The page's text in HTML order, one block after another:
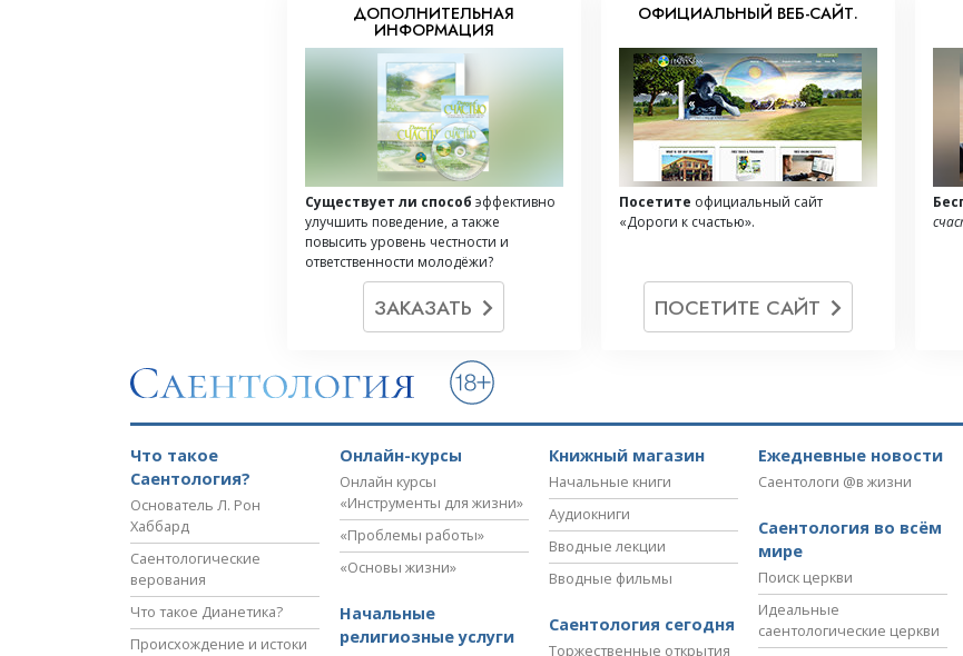
ДОПОЛНИТЕЛЬНАЯ
ИНФОРМАЦИЯ
Существует ли способ эффективно
улучшить поведение, а также
повысить уровень честности и
ответственности молодёжи?
ЗАКАЗАТЬ
ОФИЦИАЛЬНЫЙ ВЕБ-САЙТ.
Посетите официальный сайт
«Дороги к счастью».
ПОСЕТИТЕ САЙТ
Что такое
Саентология?
Основатель Л. Рон
Хаббард
Саентологические
верования
Что такое Дианетика?
Происхождение и истоки
Онлайн-курсы
Онлайн курсы
«Инструменты для жизни»
«Проблемы работы»
«Основы жизни»
Начальные
религиозные услуги
Книжный магазин
Начальные книги
Аудиокниги
Вводные лекции
Вводные фильмы
Саентология сегодня
Торжественные открытия
Ежедневные новости
Саентологи @в жизни
Саентология во всём
мире
Поиск церкви
Идеальные
саентологические церкви